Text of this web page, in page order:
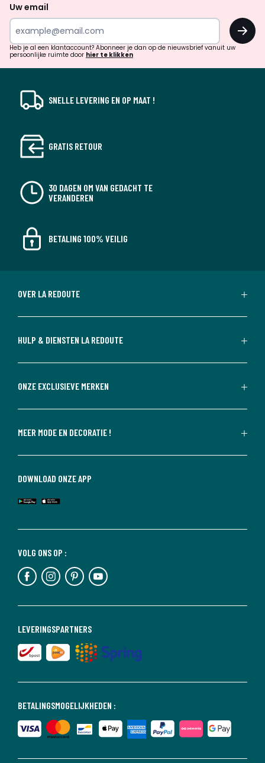
inspiratie
verrassingen?
Uw email
OK
Heb je al een klantaccount? Abonneer je dan op de nieuwsbrief vanuit uw
persoonlijke ruimte door hier te klikken
SNELLE LEVERING EN OP MAAT !
GRATIS RETOUR
30 DAGEN OM VAN GEDACHT TE
VERANDEREN
BETALING 100% VEILIG
OVER LA REDOUTE
HULP & DIENSTEN LA REDOUTE
ONZE EXCLUSIEVE MERKEN
MEER MODE EN DECORATIE !
BETALINGSMOGELIJKHEDEN :
LEVERINGSPARTNERS
VOLG ONS OP :
DOWNLOAD ONZE APP